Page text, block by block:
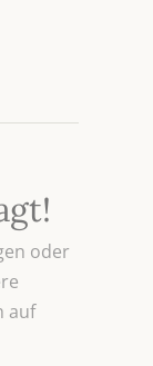
oder
auf